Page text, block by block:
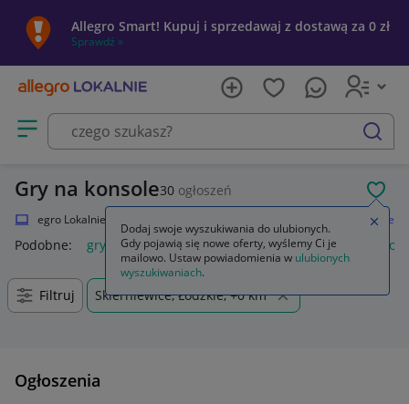
Allegro Smart! Kupuj i sprzedawaj z dostawą za 0 zł
Sprawdź »
Otwórz menu z kategoriami
szukaj
Gry na konsole30 ogłoszeń
Allegro Lokalnie Gry na konsole
Podobne: gry na konsole gry na konsolę ps5 gry na
Filtruj Skierniewice, Łódzkie, +0 km
Ogłoszenia
Dodaj swoje wyszukiwania do ulubionych.
Gdy pojawią się nowe oferty, wyślemy Ci je
mailowo. Ustaw powiadomienia w ulubionych
wyszukiwaniach.